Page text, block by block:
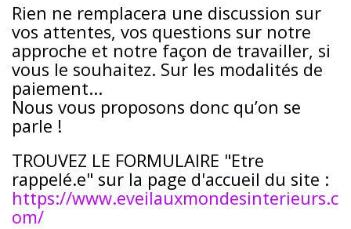
Rien ne remplacera une discussion sur
vos attentes, vos questions sur notre
approche et notre façon de travailler, si
vous le souhaitez. Sur les modalités de
paiement...
Nous vous proposons donc qu’on se
parle !
TROUVEZ LE FORMULAIRE "Etre
rappelé.e" sur la page d'accueil du site :
https://www.eveilauxmondesinterieurs.c
om/